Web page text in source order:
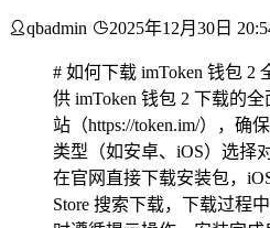
qbadmin 2025年12月30日
# 如何下载 imToken 钱包 2
供 imToken 钱包 2 下载的
站（https://token.im/），确
类型（如安卓、iOS）选择
在官网直接下载安装包，
Store 搜索下载，下载过程